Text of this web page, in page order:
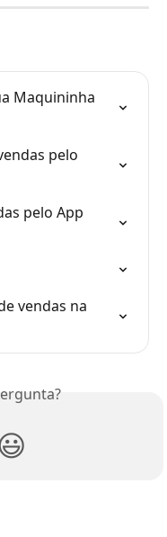
Maquininha
pelo
pelo App
vendas na